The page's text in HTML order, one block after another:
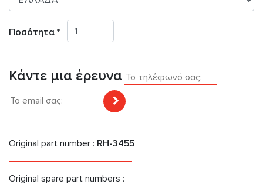
Ποσότητα *
Κάντε μια έρευνα
Original part number : RH-3455
Original spare part numbers :